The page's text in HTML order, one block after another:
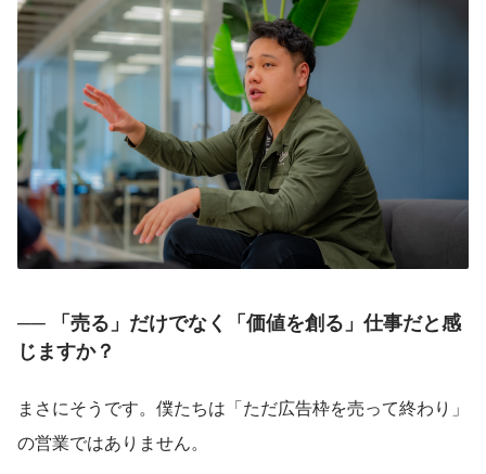
── 「売る」だけでなく「価値を創る」仕事だと感
じますか？
まさにそうです。僕たちは「ただ広告枠を売って終わり」
の営業ではありません。